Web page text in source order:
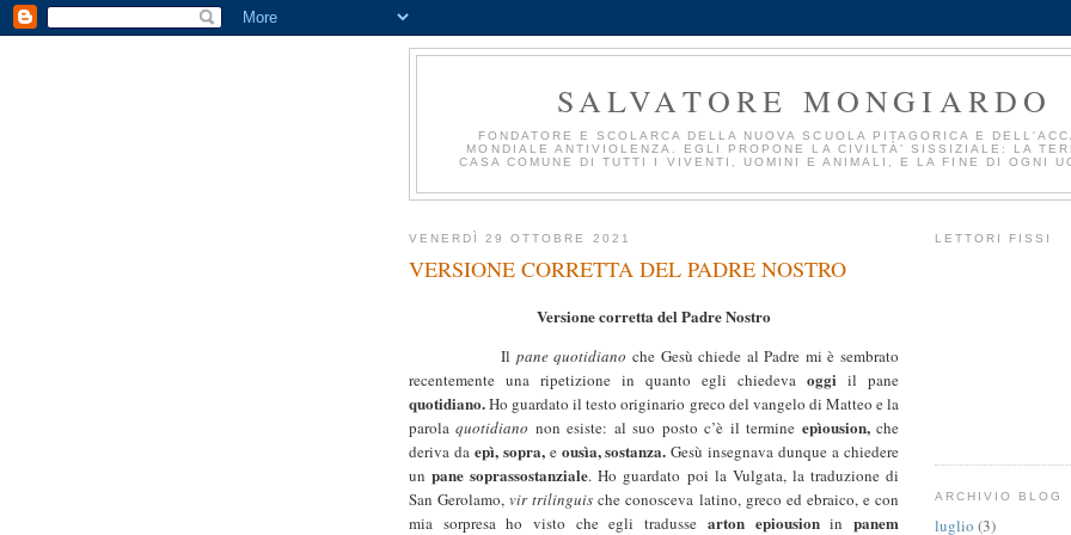
SALVATORE MONGIARDO
FONDATORE E SCOLARCA DELLA NUOVA SCUOLA PITAGORICA E
MONDIALE ANTIVIOLENZA. EGLI PROPONE LA CIVILTÀ' SISSIZIALE: LA
CASA COMUNE DI TUTTI I VIVENTI, UOMINI E ANIMALI, E LA FINE DI OGNI
VENERDÌ 29 OTTOBRE 2021
VERSIONE CORRETTA DEL PADRE NOSTRO
Versione corretta del Padre Nostro
Il pane quotidiano che Gesù chiede al Padre mi è sembrato
recentemente una ripetizione in quanto egli chiedeva oggi il pane
quotidiano.Ho guardato il testo originario greco del vangelo di Matteo e la
parolaquotidiano non esiste: al suo posto c’è il termine epìousion,che
deriva da epì, sopra, eousìa, sostanza.Gesù insegnava dunque a chiedere
unpane soprassostanziale. Ho guardato poi la Vulgata, la traduzione di
San Gerolamo,vir trilinguis che conosceva latino, greco ed ebraico, e con
mia sorpresa ho visto che egli tradusse arton epiousioninpanem
LETTORI FISSI
ARCHIVIO BLOG
luglio (3)